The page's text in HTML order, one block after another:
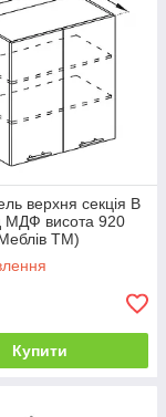
верхня секція В
МДФ висота 920
ТМ)
Купити